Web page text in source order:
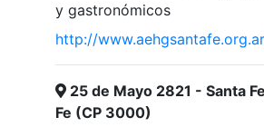
y gastronómicos
http://
25 de Mayo 2821 - Santa
Fe (CP 3000)